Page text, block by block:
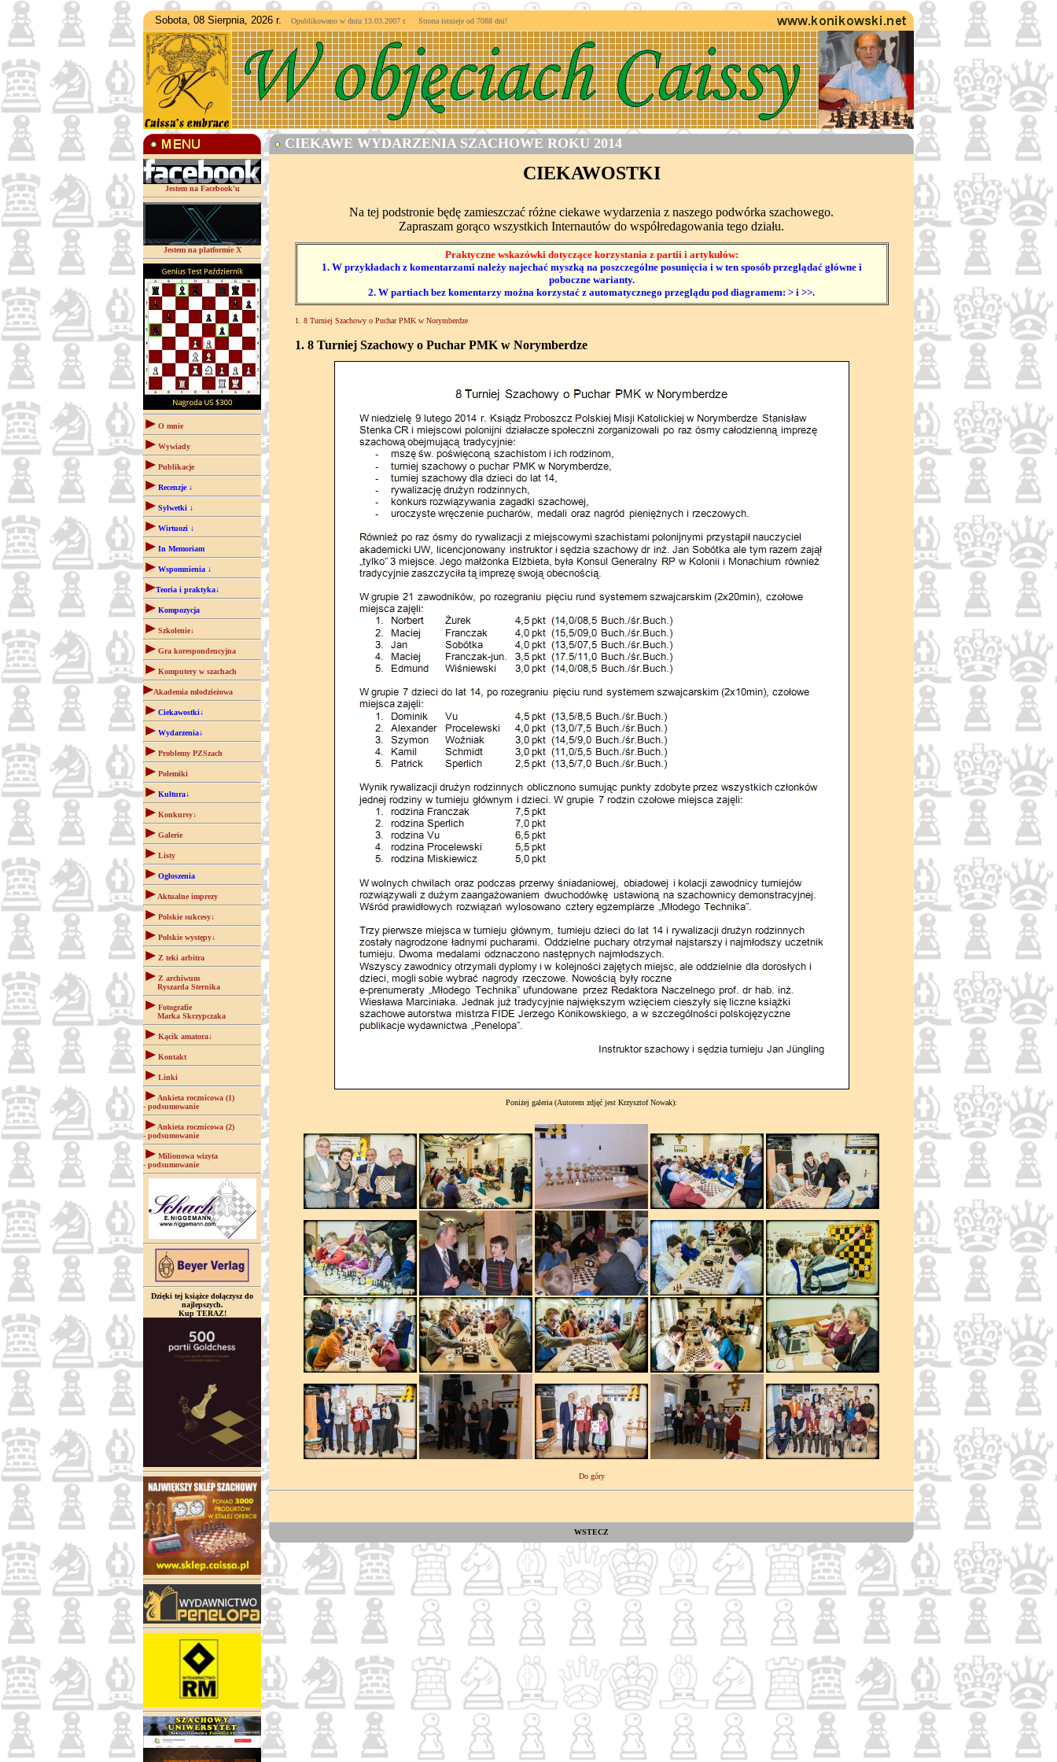
Sobota, 08 Sierpnia, 2026 r. Opublikowano w dniu 13.03.2007 r. Strona istnieje od 7088 dni!
Jestem na Facebook'u
Jestem na platformie X
O mnie
Wywiady
Publikacje
Recenzje ↓
Sylwetki ↓
Wirtuozi ↓
In Memoriam
Wspomnienia ↓
Teoria i praktyka↓
Kompozycja
Szkolenie↓
Gra korespondencyjna
Komputery w szachach
Akademia młodzieżowa
Ciekawostki↓
Wydarzenia↓
Problemy PZSzach
Polemiki
Kultura↓
Konkursy↓
Galerie
Listy
Ogłoszenia
Aktualne imprezy
Polskie sukcesy↓
Polskie występy↓
Z teki arbitra
Z archiwum
Ryszarda Sternika
Fotografie
Marka Skrzypczaka
Kącik amatora↓
Kontakt
Linki
Ankieta rocznicowa (1)
- podsumowanie
Ankieta rocznicowa (2)
- podsumowanie
Milionowa wizyta
- podsumowanie
Dzięki tej książce dołączysz do
najlepszych.
Kup TERAZ!
CIEKAWE WYDARZENIA SZACHOWE ROKU 2014
CIEKAWOSTKI
Na tej podstronie będę zamieszczać różne ciekawe wydarzenia z naszego podwórka szachowego.
Zapraszam gorąco wszystkich Internautów do współredagowania tego działu.
Praktyczne wskazówki dotyczące korzystania z partii i artykułów:
1. W przykładach z komentarzami należy najechać myszką na poszczególne posunięcia i w ten sposób przeglądać główne i
poboczne warianty.
2. W partiach bez komentarzy można korzystać z automatycznego przeglądu pod diagramem: > i >>.
1. 8 Turniej Szachowy o Puchar PMK w Norymberdze
1. 8 Turniej Szachowy o Puchar PMK w Norymberdze
Poniżej galeria (Autorem zdjęć jest Krzysztof Nowak):
Do góry
WSTECZ